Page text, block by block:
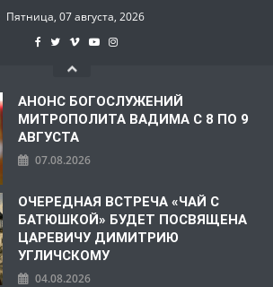
Пятница, 07 августа, 2026
АНОНС БОГОСЛУЖЕНИЙ
МИТРОПОЛИТА ВАДИМА С 8 ПО 9
АВГУСТА
07.08.2026
ОЧЕРЕДНАЯ ВСТРЕЧА «ЧАЙ С
БАТЮШКОЙ» БУДЕТ ПОСВЯЩЕНА
ЦАРЕВИЧУ ДИМИТРИЮ
УГЛИЧСКОМУ
04.08.2026